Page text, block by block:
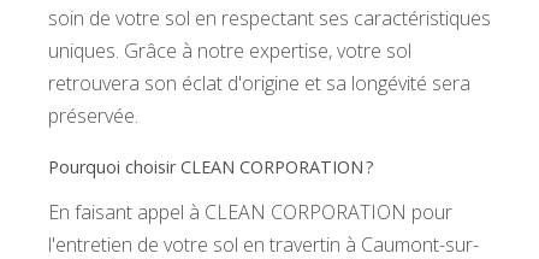
soin de votre sol en respectant ses caractéristiques
uniques. Grâce à notre expertise, votre sol
retrouvera son éclat d'origine et sa longévité sera
préservée.
Pourquoi choisir CLEAN CORPORATION ?
En faisant appel à CLEAN CORPORATION pour
l'entretien de votre sol en travertin à Caumont-sur-